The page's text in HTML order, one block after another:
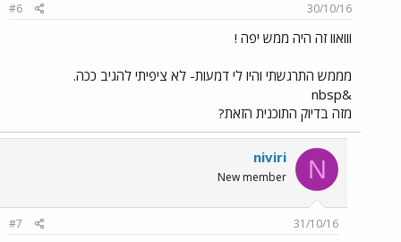
30/10/16
#6
ווואוו זה היה ממש יפה !
מממש התרגשתי והיו לי דמעות- לא ציפיתי להגיב ככה.
&nbsp
מזה בדיוק התוכנית הזאת?
N
niviri
New member
31/10/16
#7